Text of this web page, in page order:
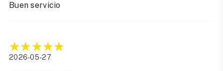
Buen servicio
2026-05-27